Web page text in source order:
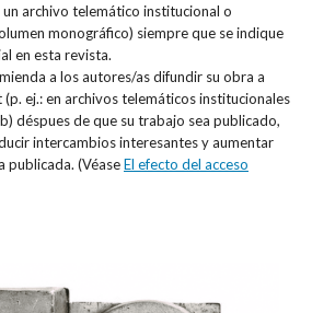
archivo telemático institucional o
monográfico) siempre que se indique
en esta revista.
a los autores/as difundir su obra a
ej.: en archivos telemáticos institucionales
déspues de que su trabajo sea publicado,
intercambios interesantes y aumentar
publicada. (VéaseEl efecto del acceso